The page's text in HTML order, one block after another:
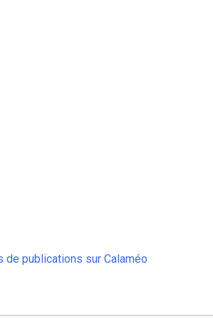
de publications sur Calaméo